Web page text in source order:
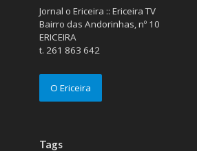
Jornal o Ericeira :: Ericeira TV
Bairro das Andorinhas, nº 10
ERICEIRA
t. 261 863 642
O Ericeira
Tags